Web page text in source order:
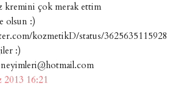
kremini çok merak ettim
olsun :)
kozmetikD/status/3625635115928
:)
2013 16:21